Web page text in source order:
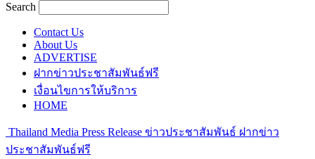
Search
Contact Us
About Us
ADVERTISE
ฝากข่าวประชาสัมพันธ์ฟรี
เงื่อนไขการให้บริการ
HOME
Thailand Media Press Release ข่าวประชาสัมพันธ์ ฝากข่าว
ประชาสัมพันธ์ฟรี